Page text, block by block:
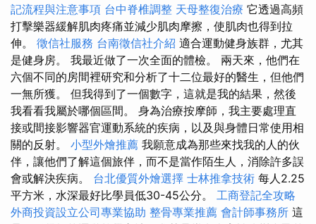
記流程與注意事項 台中脊椎調整 天母整復治療 它透過高頻
打擊樂器緩解肌肉疼痛並減少肌肉摩擦，使肌肉也得到拉
伸。 徵信社服務 台南徵信社介紹 適合運動健身族群，尤其
是健身房。 我最近做了一次全面的體檢。 兩天來，他們在
六個不同的房間裡研究和分析了十二位最好的醫生，但他們
一無所獲。 但我得到了一個數字，這就是我的結果，然後
我看看我屬於哪個區間。 身為治療按摩師，我主要處理直
接或間接影響器官運動系統的疾病，以及與身體日常使用相
關的反射。 小型外燴推薦 我願意成為那些來找我的人的伙
伴，讓他們了解這個旅伴，而不是當作陌生人，消除許多誤
會或解決疾病。 台北優質外燴選擇 士林推拿技術 每人2.25
平方米，水深最好比學員低30-45公分。 工商登記全攻略
外商投資設立公司專業協助 整骨專業推薦 會計師事務所 這